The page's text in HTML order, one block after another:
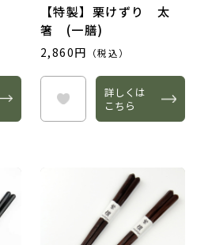
【特製】栗けずり 太
箸 (一膳)
2,860円 （税込）
詳しくは
こちら